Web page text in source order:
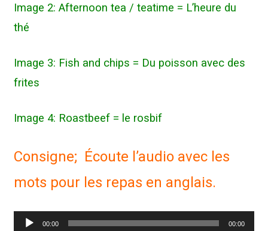
Image 2: Afternoon tea / teatime = L’heure du
thé
Image 3: Fish and chips = Du poisson avec des
frites
Image 4: Roastbeef = le rosbif
Consigne; Écoute l’audio avec les
mots pour les repas en anglais.
Lecteur00:00 00:00